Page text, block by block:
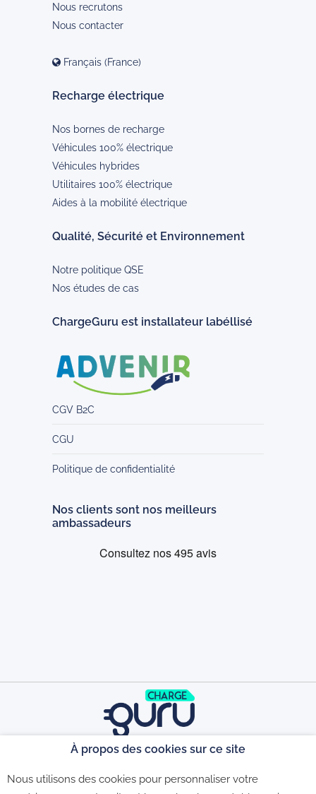
Nous recrutons
Nous contacter
Français (France)
Recharge électrique
Nos bornes de recharge
Véhicules 100% électrique
Véhicules hybrides
Utilitaires 100% électrique
Aides à la mobilité électrique
Qualité, Sécurité et Environnement
Notre politique QSE
Nos études de cas
ChargeGuru est installateur labéllisé
CGV B2C
CGU
Politique de confidentialité
Nos clients sont nos meilleurs
ambassadeurs
©2026 - CGU - CGV - Politique de
À propos des cookies sur ce site
Nous utilisons des cookies pour personnaliser votre